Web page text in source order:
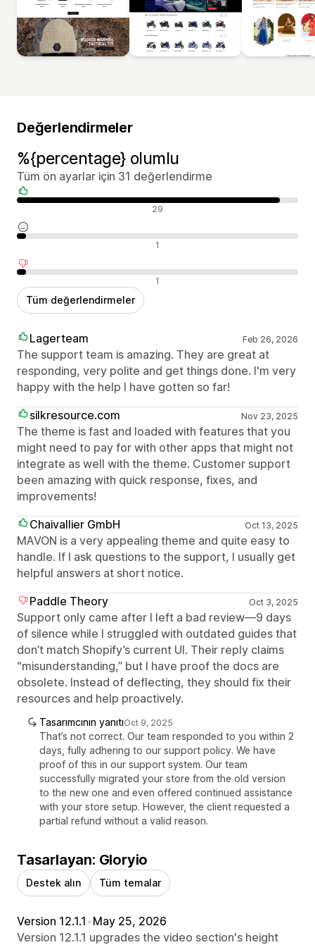
Değerlendirmeler
%{percentage} olumlu
Tüm ön ayarlar için 31 değerlendirme
Olumlu değerlendirmeler 29
Nötr değerlendirmeler 1
Olumsuz değerlendirmeler 1
Tüm değerlendirmeler
Lagerteam Feb 26, 2026
The support team is amazing. They are great at
responding, very polite and get things done. I'm very
happy with the help I have gotten so far!
silkresource.com
Nov 23, 2025
The theme is fast and loaded with features that you
might need to pay for with other apps that might not
integrate as well with the theme. Customer support
been amazing with quick response, fixes, and
improvements!
Chaivallier GmbH
Oct 13, 2025
MAVON is a very appealing theme and quite easy to
handle. If I ask questions to the support, I usually get
helpful answers at short notice.
Paddle Theory
Oct 3, 2025
Support only came after I left a bad review—9 days
of silence while I struggled with outdated guides that
don’t match Shopify’s current UI. Their reply claims
“misunderstanding,” but I have proof the docs are
obsolete. Instead of deflecting, they should fix their
resources and help proactively.
Tasarımcının yanıtıOct 9, 2025
That’s not correct. Our team responded to you within 2
days, fully adhering to our support policy. We have
proof of this in our support system. Our team
successfully migrated your store from the old version
to the new one and even offered continued assistance
with your store setup. However, the client requested a
partial refund without a valid reason.
Tasarlayan: Gloryio
Destek alın Tüm temalar
Version 12.1.1 •May 25, 2026
Version 12.1.1 upgrades the video section's height